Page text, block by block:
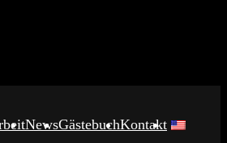
NewsGästebuchKontakt